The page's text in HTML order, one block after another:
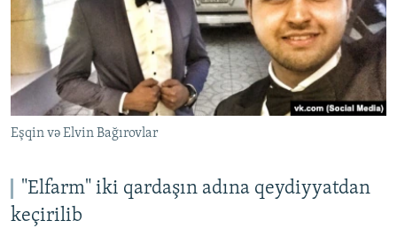
Eşqin və Elvin Bağırovlar
"Elfarm" iki qardaşın adına qeydiyyatdan
keçirilib